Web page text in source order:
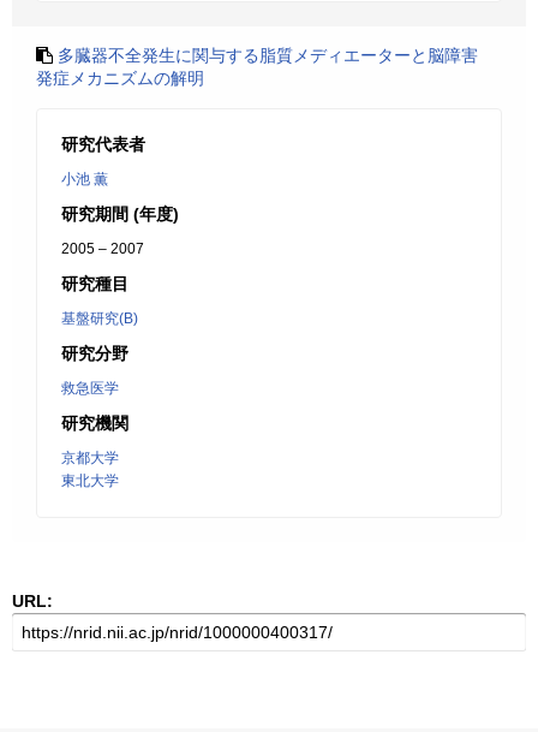
多臓器不全発生に関与する脂質メディエーターと脳障害
発症メカニズムの解明
研究代表者
小池 薫
研究期間 (年度)
2005 – 2007
研究種目
基盤研究(B)
研究分野
救急医学
研究機関
京都大学
東北大学
URL: